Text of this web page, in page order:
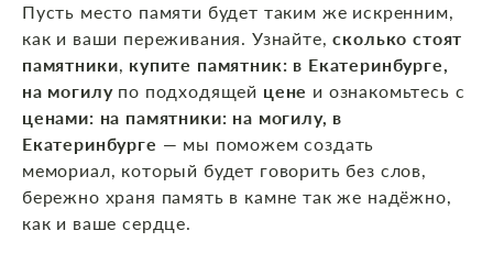
Пусть место памяти будет таким же искренним,
как и ваши переживания. Узнайте,сколько стоят
памятники, купите памятник: в Екатеринбурге,
на могилупо подходящей цене и ознакомьтесь с
ценами: на памятники: на могилу, в
Екатеринбурге — мы поможем создать
мемориал, который будет говорить без слов,
бережно храня память в камне так же надёжно,
как и ваше сердце.